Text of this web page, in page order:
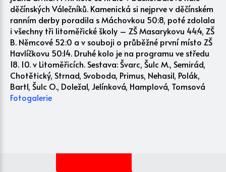
děčínských Válečníků. Kamenická si nejprve v děčínském
ranním derby poradila s Máchovkou 50:8, poté zdolala
i všechny tři litoměřické školy – ZŠ Masarykovu 44:4, ZŠ
B. Němcové 52:0 a v souboji o průběžné první místo ZŠ
Havlíčkovu 50:14. Druhé kolo je na programu ve středu
18. 10. v Litoměřicích. Sestava: Švarc, Šulc M., Semirád,
Chotětický, Strnad, Svoboda, Primus, Nehasil, Polák,
Bartl, Šulc O., Doležal, Jelínková, Hamplová, Tomsová
Fotogalerie